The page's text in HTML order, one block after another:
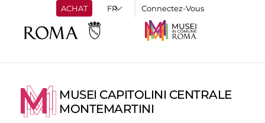
ACHAT Connectez-Vous
MUSEI CAPITOLINI CENTRALE
MONTEMARTINI